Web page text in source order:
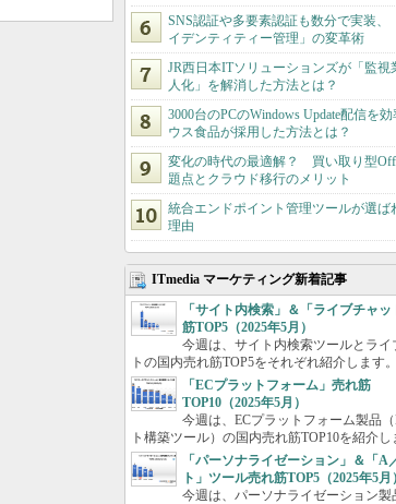
SNS認証や多要素認証も数分で実装、
イデンティティー管理」の変革術
JR西日本ITソリューションズが「監視
人化」を解消した方法とは？
3000台のPCのWindows Update配信を
ウス食品が採用した方法とは？
変化の時代の最適解？ 買い取り型
題点とクラウド移行のメリット
統合エンドポイント管理ツールが選ば
理由
ITmedia マーケティング新着記事
「サイト内検索」＆「ライブチャ
筋TOP5（2025年5月）
今週は、サイト内検索ツールとライ
トの国内売れ筋TOP5をそれぞれ紹介します。
「ECプラットフォーム」売れ筋
TOP10（2025年5月）
今週は、ECプラットフォーム製品（
ト構築ツール）の国内売れ筋TOP10を紹介し
「パーソナライゼーション」＆「A
ト」ツール売れ筋TOP5（2025年5月）
今週は、パーソナライゼーション製